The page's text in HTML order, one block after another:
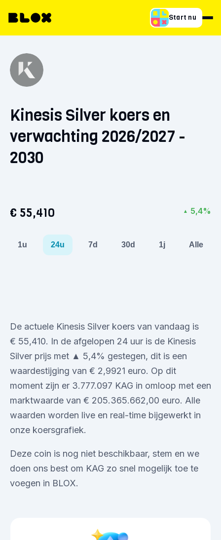
Start nu
Kinesis Silver koers en
verwachting 2026/2027 -
2030
€ 55,410 ▲ 5,4%
1u 24u 7d 30d 1j Alle
De actuele Kinesis Silver koers van vandaag is
€ 55,410. In de afgelopen 24 uur is de Kinesis
Silver prijs met ▲ 5,4% gestegen, dit is een
waardestijging van € 2,9921 euro. Op dit
moment zijn er 3.777.097 KAG in omloop met een
marktwaarde van € 205.365.662,00 euro. Alle
waarden worden live en real-time bijgewerkt in
onze koersgrafiek.
Deze coin is nog niet beschikbaar, stem en we
doen ons best om KAG zo snel mogelijk toe te
voegen in BLOX.